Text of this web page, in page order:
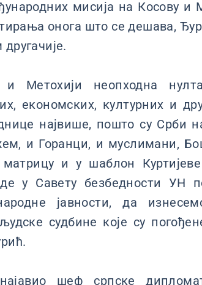
мисија на Косову и
онога што се дешава,
Метохији неопходна
економских, културних и
највише, пошто су Срби
и Горанци, и муслимани,
и у шаблон
у Савету безбедности УН
јавности, да
судбине које су
шеф српске